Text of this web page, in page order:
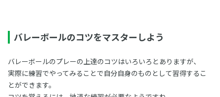
バレーボールのコツをマスターしよう
バレーボールのプレーの上達のコツはいろいろとありますが、
実際に練習でやってみることで自分自身のものとして習得するこ
とができます。